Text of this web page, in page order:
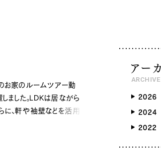
ちょうどいい平屋暮らし
INFORMATION
イベント情報
社長ブログ
家のルームツアー動
ました。LDKは居ながら
に、軒や袖壁などを活用
。ぜひご覧くださいま
アー
ARCHIVE
2026
2024
2022